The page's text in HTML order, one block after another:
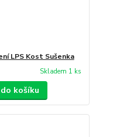
LPS Kost Sušenka
Skladem 1 ks
košíku